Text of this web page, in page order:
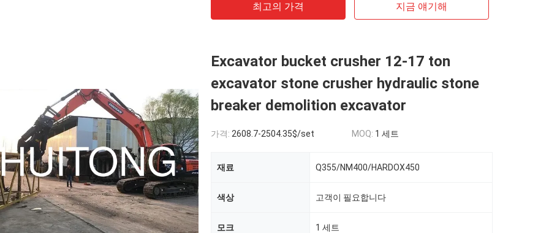
최고의 가격 지금 얘기해
Excavator bucket crusher 12-17 ton
excavator stone crusher hydraulic stone
breaker demolition excavator
가격: 2608.7-2504.35$/set MOQ: 1 세트
재료 Q355/NM400/HARDOX450
색상 고객이 필요합니다
모크 1 세트